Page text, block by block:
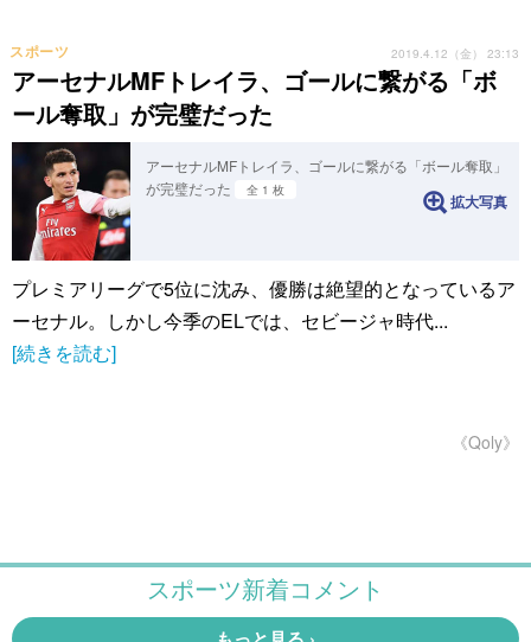
アーセナルMFトレイラ、ゴールに繋がる「ボ
ール奪取」が完璧だった
スポーツ 2019.4.12（金） 23:13
アーセナルMFトレイラ、ゴールに繋がる「ボール奪取」
が完璧だった
全 1 枚
拡大写真
プレミアリーグで5位に沈み、優勝は絶望的となっているア
ーセナル。しかし今季のELでは、セビージャ時代...
[続きを読む]
《Qoly》